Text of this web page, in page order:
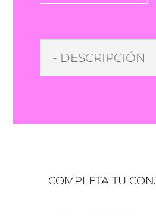
- DESCRIPCIÓN